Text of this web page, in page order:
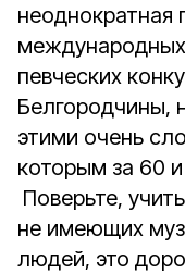
неоднократная
певческих
Белгородчины,
этими очень
которым за 60
Поверьте,
не имеющих
людей, это